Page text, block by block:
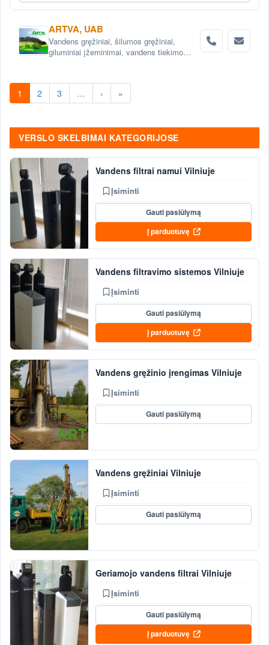
ARTVA, UAB
Vandens gręžiniai, šilumos gręžiniai,
giluminiai įžeminimai, vandens tiekimo
1 2 3 … › »
VERSLO SKELBIMAI KATEGORIJOSE
Vandens filtrai namui Vilniuje
Įsiminti
Gauti pasiūlymą
Į parduotuvę
Vandens filtravimo sistemos Vilniuje
Įsiminti
Gauti pasiūlymą
Į parduotuvę
Vandens gręžinio įrengimas Vilniuje
Įsiminti
Gauti pasiūlymą
Vandens gręžiniai Vilniuje
Įsiminti
Gauti pasiūlymą
Geriamojo vandens filtrai Vilniuje
Įsiminti
Gauti pasiūlymą
Į parduotuvę